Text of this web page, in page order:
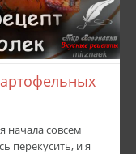
начала совсем
перекусить, и я